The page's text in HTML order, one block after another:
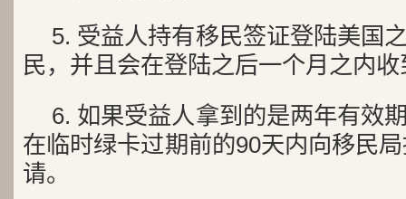
5. 受益人持有移民签证登陆美国
民，并且会在登陆之后一个月之内
6. 如果受益人拿到的是两年有效
在临时绿卡过期前的90天内向移民
请。